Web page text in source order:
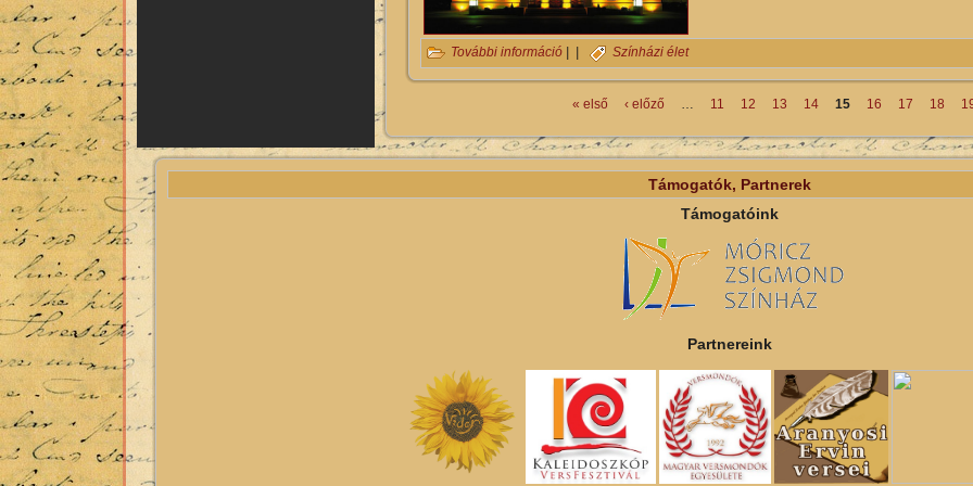
További információ A színháztörténet leghosszabb ideje futó darabja menti meg az
| | Színházi élet
« első ‹ előző 11 12 13 14 15 16 17 18
Támogatók, Partnerek
Támogatóink
Partnereink